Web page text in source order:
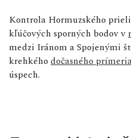
Kontrola Hormuzského
kľúčových sporných bodov v
medzi Iránom a Spojenými
krehkého dočasného
úspech.